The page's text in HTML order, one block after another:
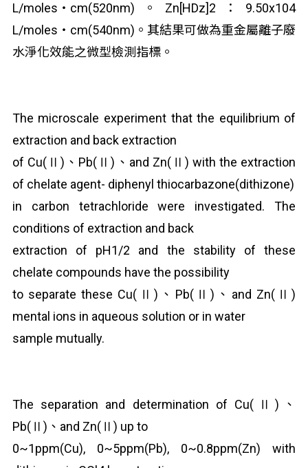
L/moles‧cm(520nm)。Zn[HDz]2 ：9.50x104
L/moles‧cm(540nm)。其結果可做為重金屬離子廢
水淨化效能之微型檢測指標。
The microscale experiment that the equilibrium of
extraction and back extraction
of Cu(Ⅱ)、Pb(Ⅱ)、and Zn(Ⅱ) with the extraction
of chelate agent- diphenyl thiocarbazone(dithizone)
in carbon tetrachloride were investigated. The
conditions of extraction and back
extraction of pH1/2 and the stability of these
chelate compounds have the possibility
to separate these Cu(Ⅱ)、Pb(Ⅱ)、and Zn(Ⅱ)
mental ions in aqueous solution or in water
sample mutually.
The separation and determination of Cu(Ⅱ)、
Pb(Ⅱ)、and Zn(Ⅱ) up to
0~1ppm(Cu), 0~5ppm(Pb), 0~0.8ppm(Zn) with